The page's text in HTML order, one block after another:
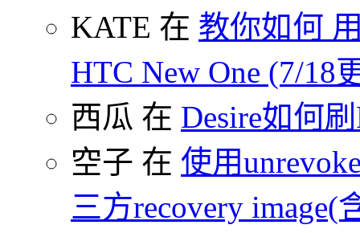
KATE 在 教你如何
HTC New One (7/18
西瓜 在 Desire如何
空子 在 使用
三方recovery image(